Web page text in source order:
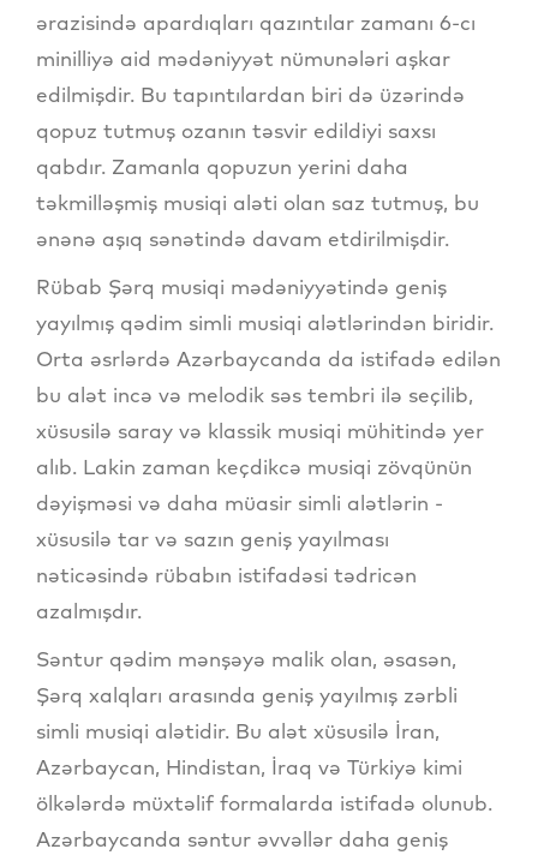
ərazisində apardıqları qazıntılar zamanı 6-cı
minilliyə aid mədəniyyət nümunələri aşkar
edilmişdir. Bu tapıntılardan biri də üzərində
qopuz tutmuş ozanın təsvir edildiyi saxsı
qabdır. Zamanla qopuzun yerini daha
təkmilləşmiş musiqi aləti olan saz tutmuş, bu
ənənə aşıq sənətində davam etdirilmişdir.
Rübab Şərq musiqi mədəniyyətində geniş
yayılmış qədim simli musiqi alətlərindən biridir.
Orta əsrlərdə Azərbaycanda da istifadə edilən
bu alət incə və melodik səs tembri ilə seçilib,
xüsusilə saray və klassik musiqi mühitində yer
alıb. Lakin zaman keçdikcə musiqi zövqünün
dəyişməsi və daha müasir simli alətlərin -
xüsusilə tar və sazın geniş yayılması
nəticəsində rübabın istifadəsi tədricən
azalmışdır.
Səntur qədim mənşəyə malik olan, əsasən,
Şərq xalqları arasında geniş yayılmış zərbli
simli musiqi alətidir. Bu alət xüsusilə İran,
Azərbaycan, Hindistan, İraq və Türkiyə kimi
ölkələrdə müxtəlif formalarda istifadə olunub.
Azərbaycanda səntur əvvəllər daha geniş